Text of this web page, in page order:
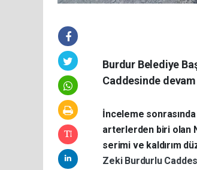
Burdur Belediye
Caddesinde
İnceleme
arterlerden biri olan
serimi ve kaldırım
Zeki Burdurlu